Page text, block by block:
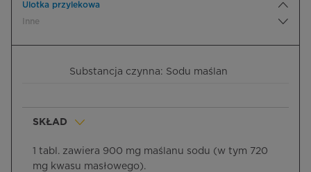
Ulotka przylekowa
Inne
Substancja czynna: Sodu maślan
SKŁAD
1 tabl. zawiera 900 mg maślanu sodu (w tym 720
mg kwasu masłowego).